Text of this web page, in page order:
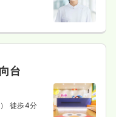
台
徒歩4分